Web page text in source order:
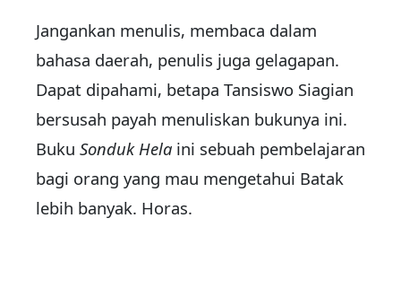
Jangankan menulis, membaca dalam
bahasa daerah, penulis juga gelagapan.
Dapat dipahami, betapa Tansiswo Siagian
bersu­sah payah menuliskan bukunya ini.
Buku Sonduk Hela ini sebu­ah pembelajaran
bagi orang yang mau mengetahui Batak
lebih banyak. Horas.